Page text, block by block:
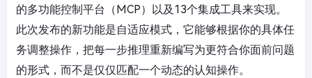
的多功能控制平台（MCP）以及13个集成工具来实现。
此次发布的新功能是自适应模式，它能够根据你的具体任
务调整操作，把每一步推理重新编写为更符合你面前问题
的形式，而不是仅仅匹配一个动态的认知操作。